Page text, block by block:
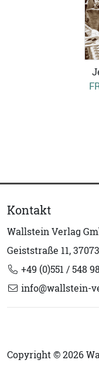
Kontakt
Wallstein Verlag
Geiststraße 11,
+49 (0)551 / 548
info@wallstein-
Copyright © 2026